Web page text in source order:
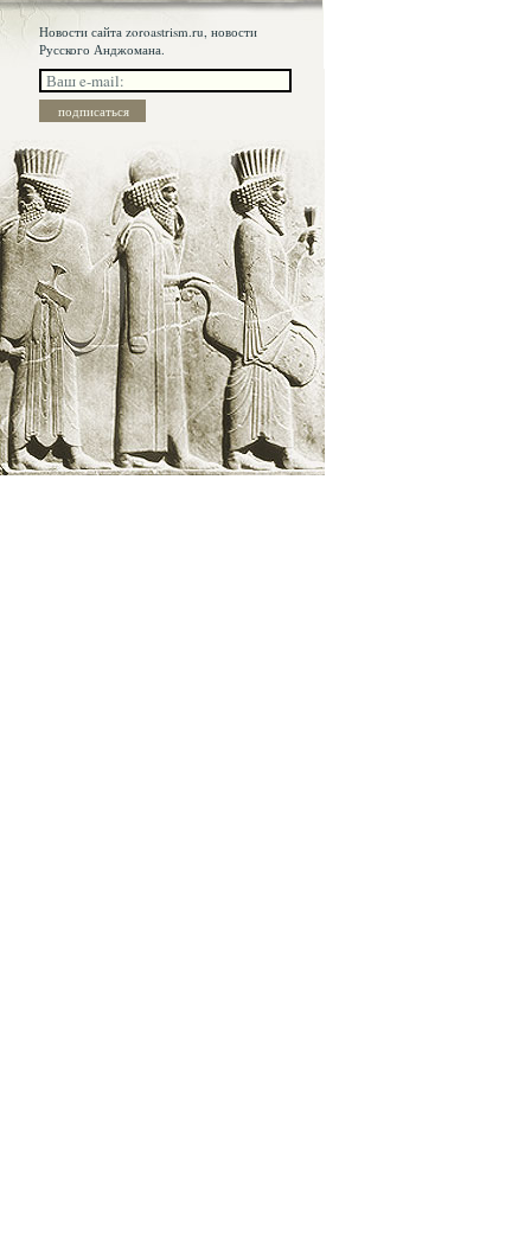
Новости сайта zoroastrism.ru, новости
Русского Анджомана.